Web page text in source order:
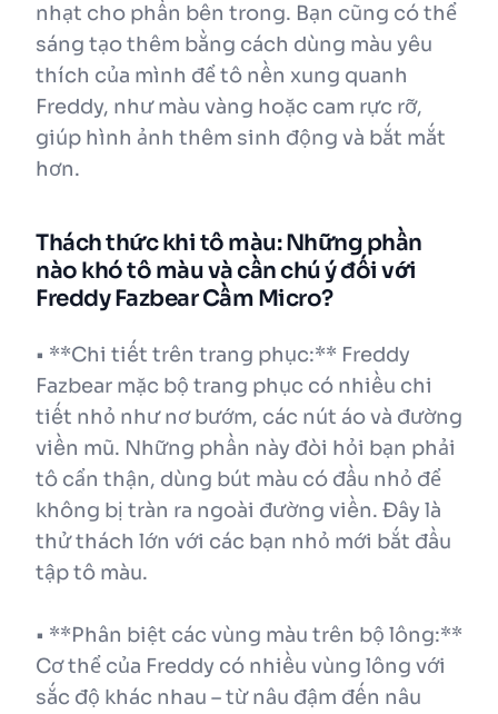
nhạt cho phần bên trong. Bạn cũng có thể
sáng tạo thêm bằng cách dùng màu yêu
thích của mình để tô nền xung quanh
Freddy, như màu vàng hoặc cam rực rỡ,
giúp hình ảnh thêm sinh động và bắt mắt
hơn.
Thách thức khi tô màu: Những phần
nào khó tô màu và cần chú ý đối với
Freddy Fazbear Cầm Micro?
• **Chi tiết trên trang phục:** Freddy
Fazbear mặc bộ trang phục có nhiều chi
tiết nhỏ như nơ bướm, các nút áo và đường
viền mũ. Những phần này đòi hỏi bạn phải
tô cẩn thận, dùng bút màu có đầu nhỏ để
không bị tràn ra ngoài đường viền. Đây là
thử thách lớn với các bạn nhỏ mới bắt đầu
tập tô màu.
• **Phân biệt các vùng màu trên bộ lông:**
Cơ thể của Freddy có nhiều vùng lông với
sắc độ khác nhau – từ nâu đậm đến nâu